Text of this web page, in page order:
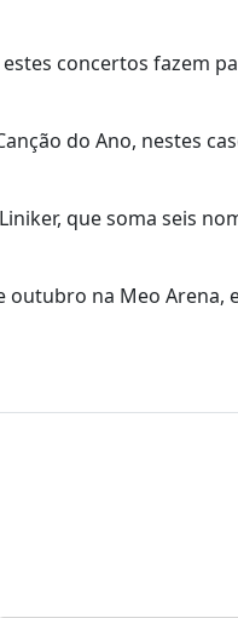
estes concertos fazem
do Ano, nestes
que soma seis
outubro na Meo Arena,